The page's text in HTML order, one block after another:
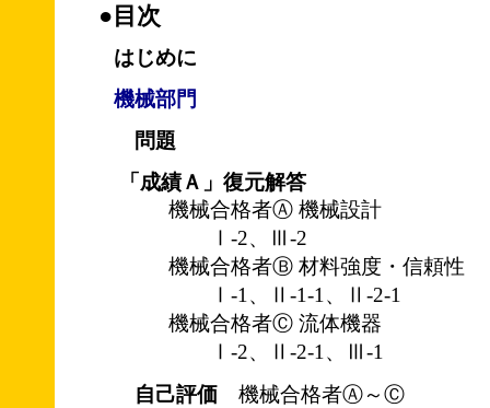
●目次
はじめに
機械部門
問題
「成績Ａ」復元解答
機械合格者Ⓐ 機械設計
Ⅰ-2、Ⅲ-2
機械合格者Ⓑ 材料強度・信頼性
Ⅰ-1、Ⅱ-1-1、Ⅱ-2-1
機械合格者Ⓒ 流体機器
Ⅰ-2、Ⅱ-2-1、Ⅲ-1
自己評価 機械合格者Ⓐ～Ⓒ